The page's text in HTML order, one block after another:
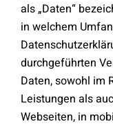
als „Daten“
in welchem
durchgeführten
Daten, sowohl im
Leistungen als
Webseiten, in